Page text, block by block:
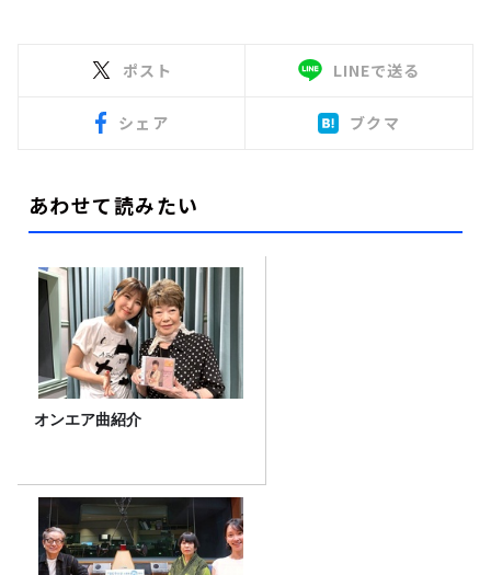
ポスト LINEで送る
シェア ブクマ
あわせて読みたい
オンエア曲紹介